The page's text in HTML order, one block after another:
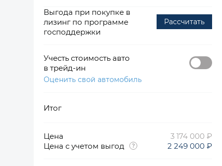
Выгода при покупке в
лизинг по программе
господдержки
Рассчитать
Учесть стоимость авто
в трейд-ин
Оценить свой автомобиль
Итог
Цена
3 174 000 ₽
Цена с учетом выгод
2 249 000 ₽